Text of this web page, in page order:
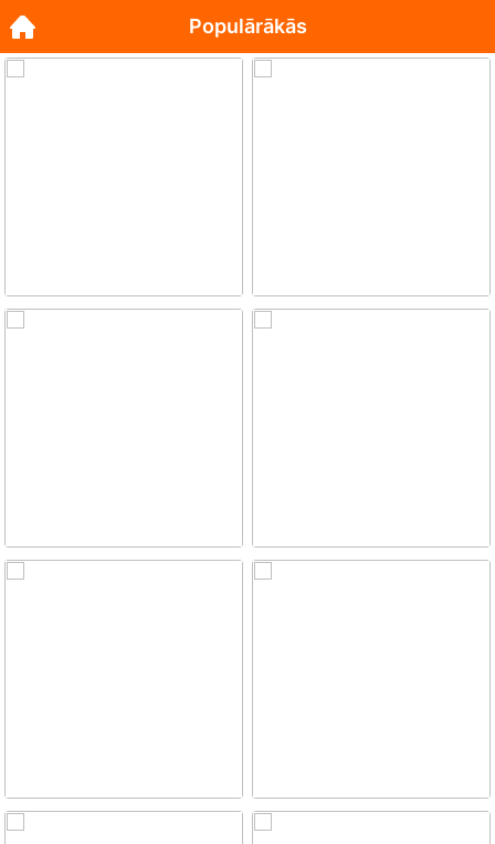
Populārākās